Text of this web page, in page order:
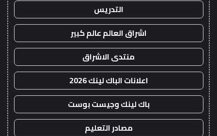
التدريس
اشراق العالم عالم كبير
منتدى الاشراق
اعلانات الباك لينك 2026
باك لينك وجيست بوست
مصادر التعليم